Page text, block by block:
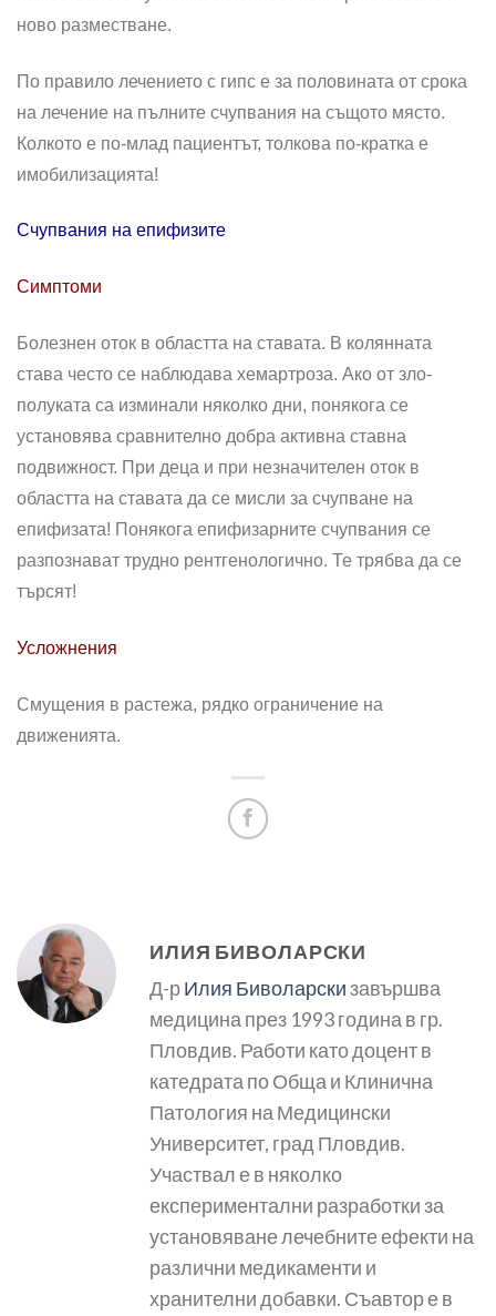
ново разместване.
По правило лечението с гипс е за половината от срока
на лечение на пълните счупвания на същото място.
Колкото е по-млад пациентът, толкова по-кратка е
имобилизацията!
Счупвания на епифизите
Симптоми
Болезнен оток в областта на ставата. В колянната
става често се наблюдава хемартроза. Ако от зло­
полуката са изминали няколко дни, понякога се
установява срав­нително добра активна ставна
подвижност. При деца и при незначителен оток в
областта на става­та да се мисли за счупване на
епифизата! Понякога епифизарните счупвания се
разпознават трудно рентгенологично. Те трябва да се
търсят!
Усложнения
Смущения в растежа, рядко ограничение на
движенията.
ИЛИЯ БИВОЛАРСКИ
Д-рИлия Биволарскизавършва
медицина през 1993 година в гр.
Пловдив. Работи като доцент в
катедрата по Обща и Клинична
Патология на Медицински
Университет, град Пловдив.
Участвал е в няколко
експериментални разработки за
установяване лечебните ефекти на
различни медикаменти и
хранителни добавки. Съавтор е в